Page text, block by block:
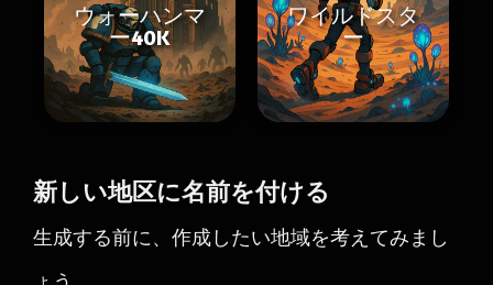
ウォーハンマ
ー40K
ワイルドスタ
ー
新しい地区に名前を付ける
生成する前に、作成したい地域を考えてみまし